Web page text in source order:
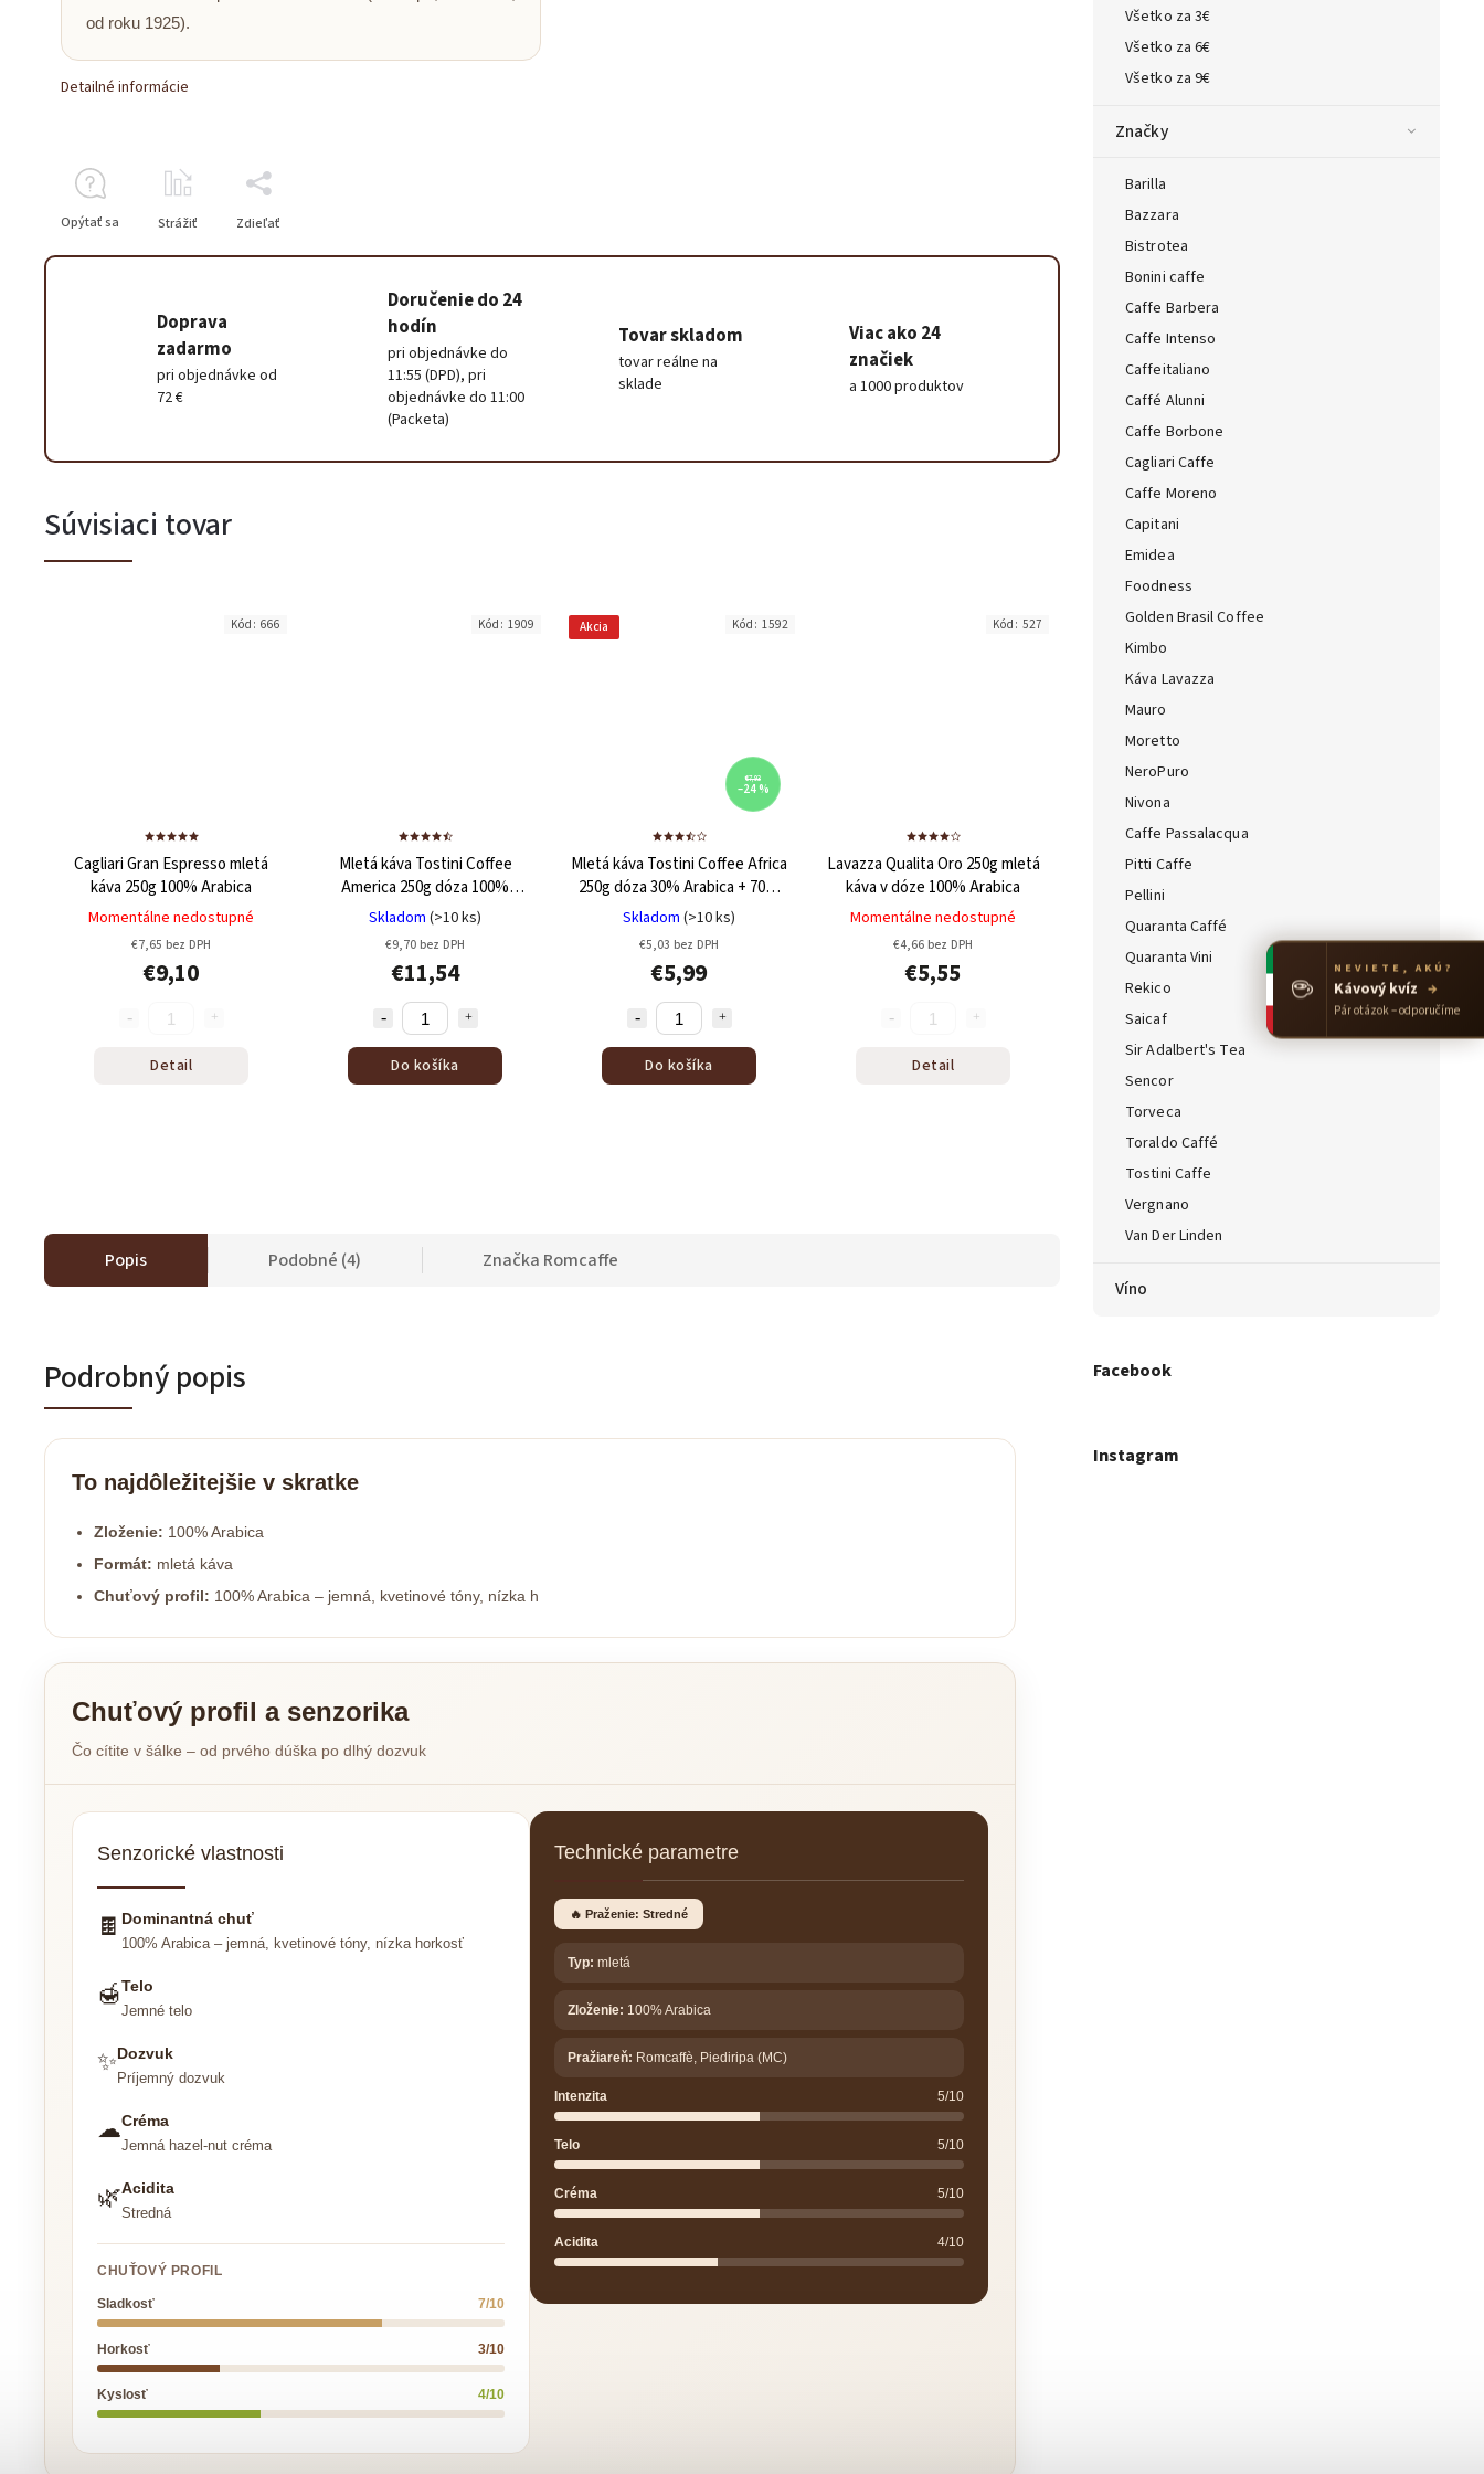
Všetko za 3€
Všetko za 6€
Všetko za 9€
Značky
Barilla
Bazzara
Bistrotea
Bonini caffe
Caffe Barbera
Caffe Intenso
Caffeitaliano
Caffé Alunni
Caffe Borbone
Cagliari Caffe
Caffe Moreno
Capitani
Emidea
Foodness
Golden Brasil Coffee
Kimbo
Káva Lavazza
Mauro
Moretto
NeroPuro
Nivona
Caffe Passalacqua
Pitti Caffe
Pellini
Quaranta Caffé
Quaranta Vini
Rekico
Saicaf
Sir Adalbert's Tea
Sencor
Torveca
Toraldo Caffé
Tostini Caffe
Vergnano
Van Der Linden
Víno
Facebook
Instagram
od roku 1925).
Detailné informácie
Opýtať sa Strážiť Zdieľať
Doprava
zadarmo
pri objednávke od
72 €
Doručenie do 24
hodín
pri objednávke do
11:55 (DPD), pri
objednávke do 11:00
(Packeta)
Tovar skladom
tovar reálne na
sklade
Viac ako 24
značiek
a 1000 produktov
Súvisiaci tovar
Cagliari Gran Espresso mletá
káva 250g 100% Arabica
Momentálne nedostupné
€7,65 bez DPH
€9,10
Detail
Kód: 666
Mletá káva Tostini Coffee
America 250g dóza 100%
Arabica
Skladom (>10 ks)
€9,70 bez DPH
€11,54
Do košíka
Kód: 1909 Akcia
€7,93
–24 %
Mletá káva Tostini Coffee Africa
250g dóza30% Arabica + 70%
Robusta
Skladom (>10 ks)
€5,03 bez DPH
€5,99
Do košíka
Kód: 1592
Lavazza Qualita Oro 250g mletá
káva v dóze 100% Arabica
Momentálne nedostupné
€4,66 bez DPH
€5,55
Detail
Kód: 527
Popis Podobné (4) Značka Romcaffe
Podrobný popis
To najdôležitejšie v skratke
Zloženie: 100% Arabica
Formát: mletá káva
Chuťový profil: 100% Arabica – jemná, kvetinové tóny, nízka h
Chuťový profil a senzorika
Čo cítite v šálke – od prvého dúška po dlhý dozvuk
Senzorické vlastnosti
🍫 Dominantná chuť
100% Arabica – jemná, kvetinové tóny, nízka horkosť
🍯Telo
Jemné telo
✨Dozvuk
Príjemný dozvuk
☁Créma
Jemná hazel-nut créma
🌿Acidita
Stredná
CHUŤOVÝ PROFIL
Sladkosť 7/10
Horkosť 3/10
Kyslosť 4/10
Technické parametre
🔥 Praženie: Stredné
Typ: mletá
Zloženie: 100% Arabica
Pražiareň: Romcaffè, Piediripa (MC)
Intenzita 5/10
Telo 5/10
Créma 5/10
Acidita 4/10
Barista — poradca Caffeitaliano
Poradím s výberom kávy aj kompatibilitou
☕ NEVIETE, AKÚ?
Kávový kvíz →
Pár otázok – odporučíme